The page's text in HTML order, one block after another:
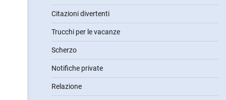
Citazioni divertenti
Trucchi per le vacanze
Scherzo
Notifiche private
Relazione